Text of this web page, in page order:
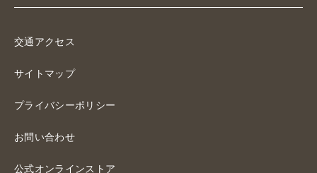
交通アクセス
サイトマップ
プライバシーポリシー
お問い合わせ
公式オンラインストア